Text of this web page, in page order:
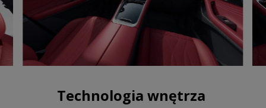
Technologia wnętrza